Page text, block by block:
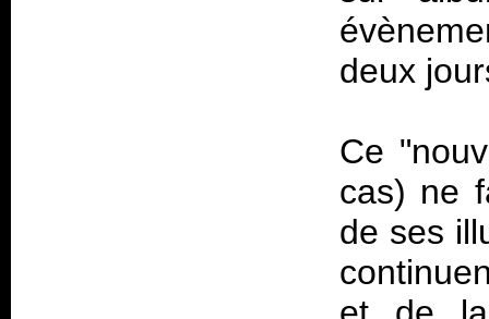
deux
Ce
cas) ne
de ses